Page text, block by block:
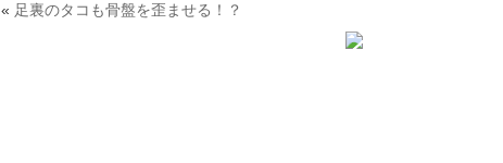
« 足裏のタコも骨盤を歪ませる！？